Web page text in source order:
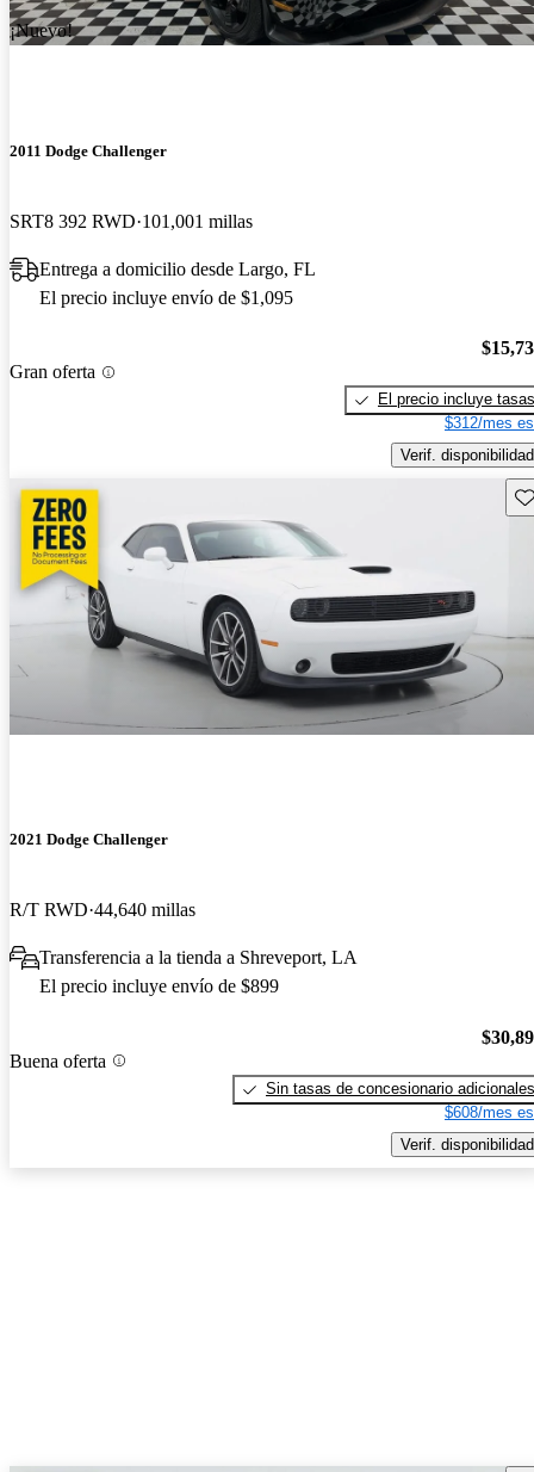
¡Nuevo!
2011 Dodge Challenger
SRT8 392 RWD 101,001 millas
Entrega a domicilio desde Largo, FL
El precio incluye envío de $1,095
Gran oferta
El precio incluye tasas
$312/mes
Verif. disponibilidad
2021 Dodge Challenger
R/T RWD 44,640 millas
Transferencia a la tienda a Shreveport, LA
El precio incluye envío de $899
Buena oferta
Sin tasas de concesionario adicionales
$608/mes
Verif. disponibilidad